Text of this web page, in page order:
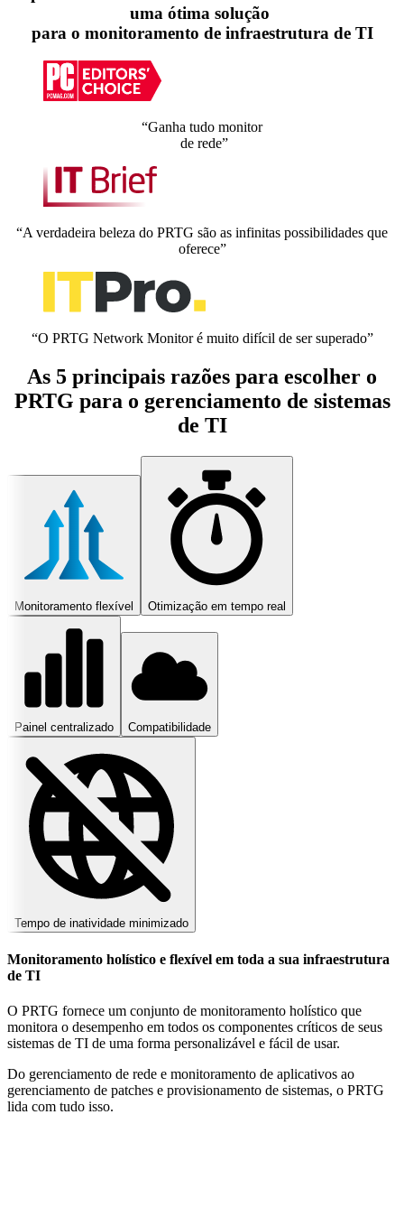
uma ótima solução
para o monitoramento de infraestrutura de TI
“Ganha tudo monitor
de rede”
“A verdadeira beleza do PRTG são as infinitas possibilidades que
oferece”
“O PRTG Network Monitor é muito difícil de ser superado”
As 5 principais razões para escolher o
PRTG para o gerenciamento de sistemas
de TI
Monitoramento flexível Otimização em tempo real
Painel centralizado Compatibilidade
Tempo de inatividade minimizado
Monitoramento holístico e flexível em toda a sua infraestrutura
de TI
O PRTG fornece um conjunto de monitoramento holístico que
monitora o desempenho em todos os componentes críticos de seus
sistemas de TI de uma forma personalizável e fácil de usar.
Do gerenciamento de rede e monitoramento de aplicativos ao
gerenciamento de patches e provisionamento de sistemas, o PRTG
lida com tudo isso.